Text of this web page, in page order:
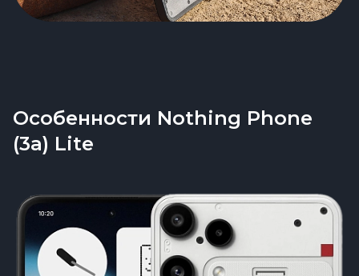
Особенности Nothing Phone
(3a) Lite